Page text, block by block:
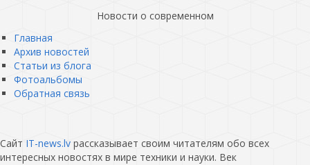
Новости о современном
Главная
Архив новостей
Статьи из блога
Фотоальбомы
Обратная связь
Сайт IT-news.lv рассказывает своим читателям обо всех
интересных новостях в мире техники и науки. Век